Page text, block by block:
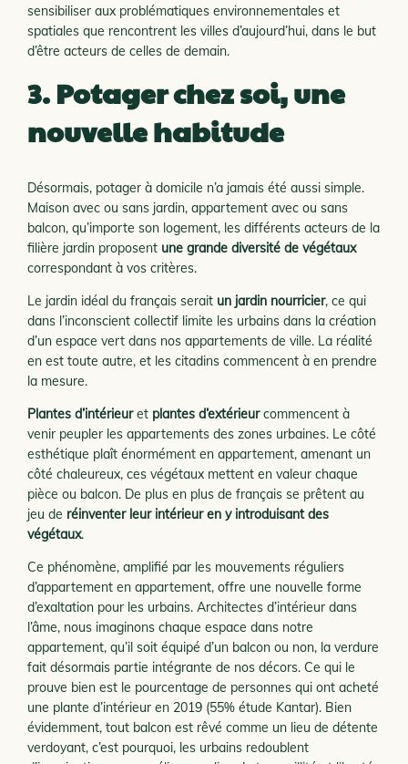
sensibiliser aux problématiques environnementales et
spatiales que rencontrent les villes d’aujourd’hui, dans le but
d’être acteurs de celles de demain.
3. Potager chez soi, une
nouvelle habitude
Désormais, potager à domicile n’a jamais été aussi simple.
Maison avec ou sans jardin, appartement avec ou sans
balcon, qu’importe son logement, les différents acteurs de la
filière jardin proposent une grande diversité de végétaux
correspondant à vos critères.
Le jardin idéal du français serait un jardin nourricier, ce qui
dans l’inconscient collectif limite les urbains dans la création
d’un espace vert dans nos appartements de ville. La réalité
en est toute autre, et les citadins commencent à en prendre
la mesure.
Plantes d’intérieuret plantes d’extérieurcommencent à
venir peupler les appartements des zones urbaines. Le côté
esthétique plaît énormément en appartement, amenant un
côté chaleureux, ces végétaux mettent en valeur chaque
pièce ou balcon. De plus en plus de français se prêtent au
jeu de réinventer leur intérieur en y introduisant des
végétaux.
Ce phénomène, amplifié par les mouvements réguliers
d’appartement en appartement, offre une nouvelle forme
d’exaltation pour les urbains. Architectes d’intérieur dans
l’âme, nous imaginons chaque espace dans notre
appartement, qu’il soit équipé d’un balcon ou non, la verdure
fait désormais partie intégrante de nos décors. Ce qui le
prouve bien est le pourcentage de personnes qui ont acheté
une plante d’intérieur en 2019 (55% étude Kantar). Bien
évidemment, tout balcon est rêvé comme un lieu de détente
verdoyant, c’est pourquoi, les urbains redoublent